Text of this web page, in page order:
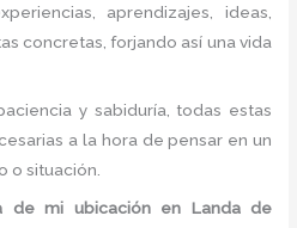
aprendizajes, ideas,
concretas, forjando así una vida
y sabiduría, todas estas
a la hora de pensar en un
o situación.
de mi ubicación en Landa de